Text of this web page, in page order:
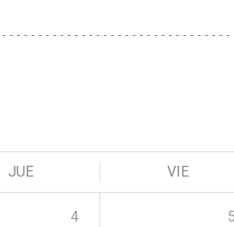
JUE VIE
4 5